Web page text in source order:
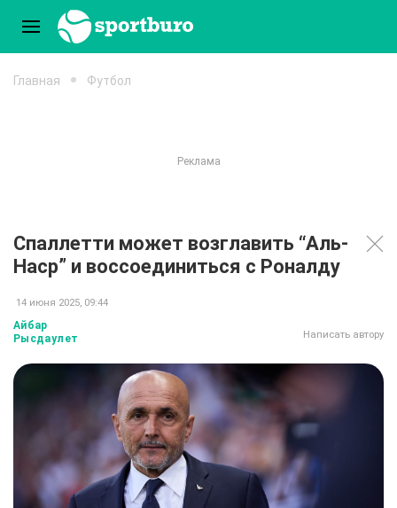
Главная Футбол
Спаллетти может возглавить “Аль-
Наср” и воссоединиться с Роналду
14 июня 2025, 09:44
Айбар
Рысдаулет
Написать автору